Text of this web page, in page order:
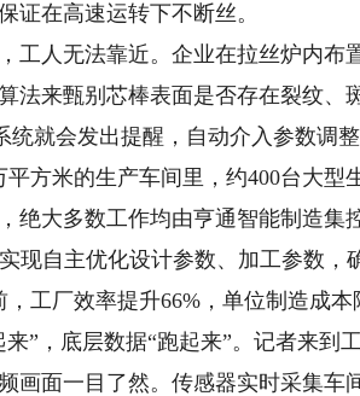
证在高速运转下不断丝。
人无法靠近。企业在拉丝炉内布
法来甄别芯棒表面是否存在裂纹、
统就会发出提醒，自动介入参数调整
米的生产车间里，约400台大型
绝大多数工作均由亨通智能制造集
现自主优化设计参数、加工参数，
工厂效率提升66%，单位制造成本
，底层数据“跑起来”。记者来到
画面一目了然。传感器实时采集车